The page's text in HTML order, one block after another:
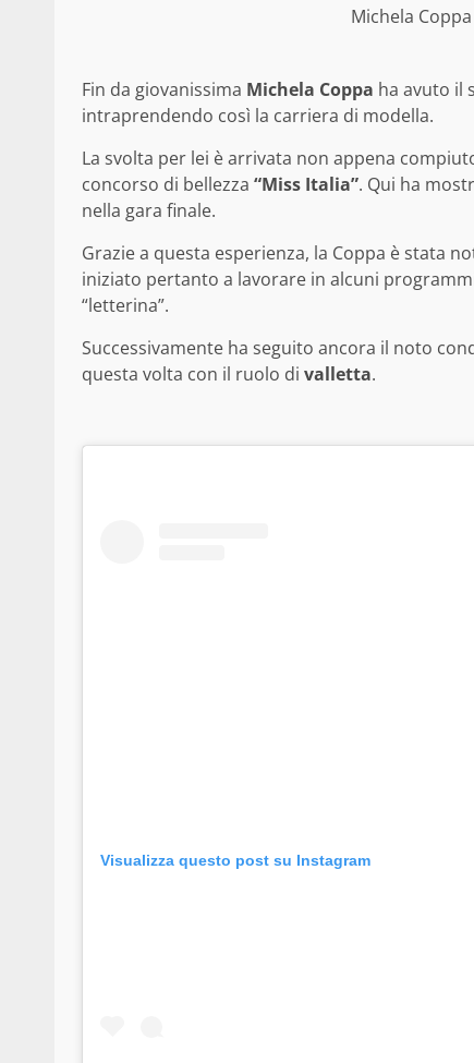
Michela
Fin da giovanissima Michela Coppa ha avuto il
intraprendendo così la carriera di modella.
La svolta per lei è arrivata non appena
concorso di bellezza “Miss Italia”. Qui ha
nella gara finale.
Grazie a questa esperienza, la Coppa è stata
iniziato pertanto a lavorare in alcuni
“letterina”.
Successivamente ha seguito ancora il noto
questa volta con il ruolo di valletta.
Visualizza questo post su Instagram